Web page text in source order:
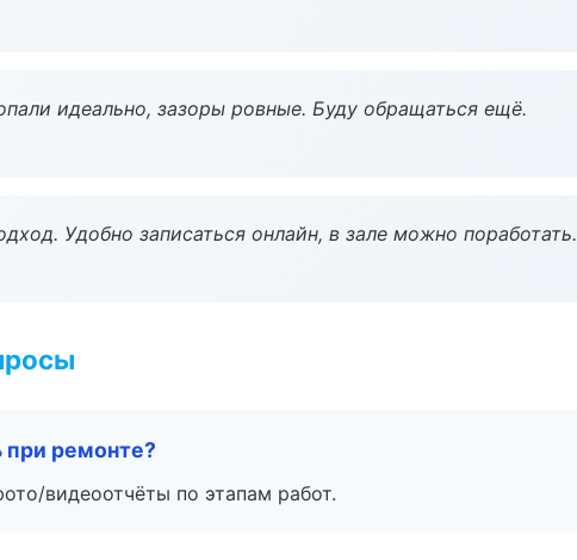
идеально, зазоры ровные. Буду обращаться ещё.
Удобно записаться онлайн, в зале можно поработать.
при ремонте?
видеоотчёты по этапам работ.